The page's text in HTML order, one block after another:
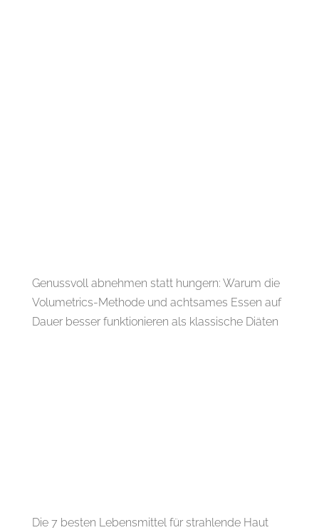
Genussvoll abnehmen statt hungern: Warum die
Volumetrics-Methode und achtsames Essen auf
Dauer besser funktionieren als klassische Diäten
Die 7 besten Lebensmittel für strahlende Haut